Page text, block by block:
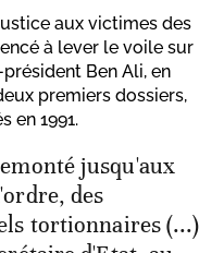
aux victimes des
à lever le voile sur
Ben Ali, en
premiers dossiers,
en 1991.
jusqu'aux
des
tortionnaires (...)